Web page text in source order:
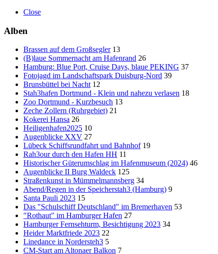
Close
Alben
Brassen auf dem Großsegler 13
(B)laue Sommernacht am Hafenrand 26
Hamburg: Blue Port, Cruise Days, blaue PEKING 37
Fotojagd im Landschaftspark Duisburg-Nord 39
Brunsbüttel bei Nacht 12
Stah3hafen Dortmund - Klein und nahezu verlasen 18
Zoo Dortmund - Kurzbesuch 13
Zeche Zollern (Ruhrgebiet) 21
Kokerei Hansa 26
Heiligenhafen2025 10
Augenblicke XXV 27
Lübeck Schiffsrundfahrt und Bahnhof 19
Rah3our durch den Hafen HH 11
Historischer Güterumschlag im Hafenmuseum (2024) 46
Augenblicke II Burg Waldeck 125
Straßenkunst in Mümmelmannsberg 34
Abend/Regen in der Speicherstah3 (Hamburg) 9
Santa Pauli 2023 15
Das "Schulschiff Deutschland" im Bremerhaven 53
"Rothaut" im Hamburger Hafen 27
Hamburger Fernsehturm, Besichtigung 2023 34
Heider Marktfriede 2023 22
Linedance in Nordersteh3 5
CM-Start am Altonaer Balkon 7